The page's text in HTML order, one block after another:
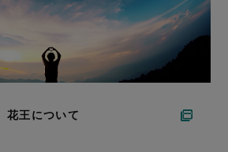
花王について